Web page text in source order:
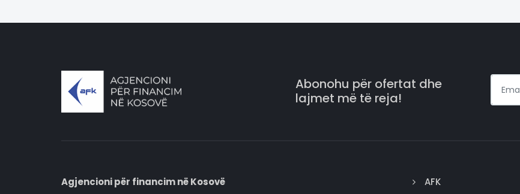
Abonohu për ofertat dhe
lajmet më të reja!
Agjencioni për financim në Kosovë
AFK